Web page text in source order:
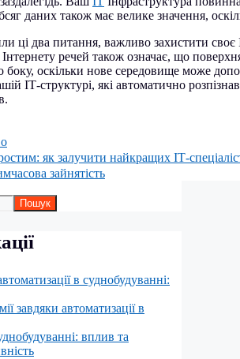
даних також має велике значення,
ці два питання, важливо захистити
речей також означає, що
боку, оскільки нове середовище може
ІТ-структурі, які автоматично
як залучити найкращих ІТ-
зайнятість
Пошук
в суднобудуванні:
завдяки автоматизації в
вплив та